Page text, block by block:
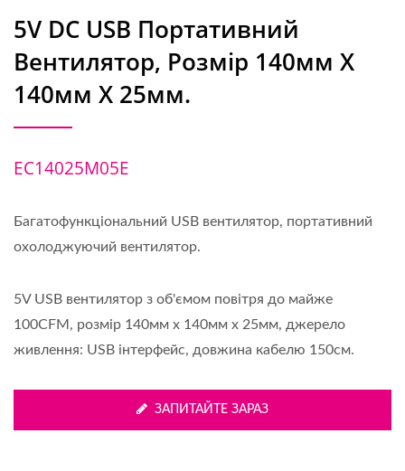
5V DC USB Портативний
Вентилятор, Розмір 140мм X
140мм X 25мм.
EC14025M05E
Багатофункціональний USB вентилятор, портативний
охолоджуючий вентилятор.
5V USB вентилятор з об'ємом повітря до майже
100CFM, розмір 140мм x 140мм x 25мм, джерело
живлення: USB інтерфейс, довжина кабелю 150см.
ЗАПИТАЙТЕ ЗАРАЗ